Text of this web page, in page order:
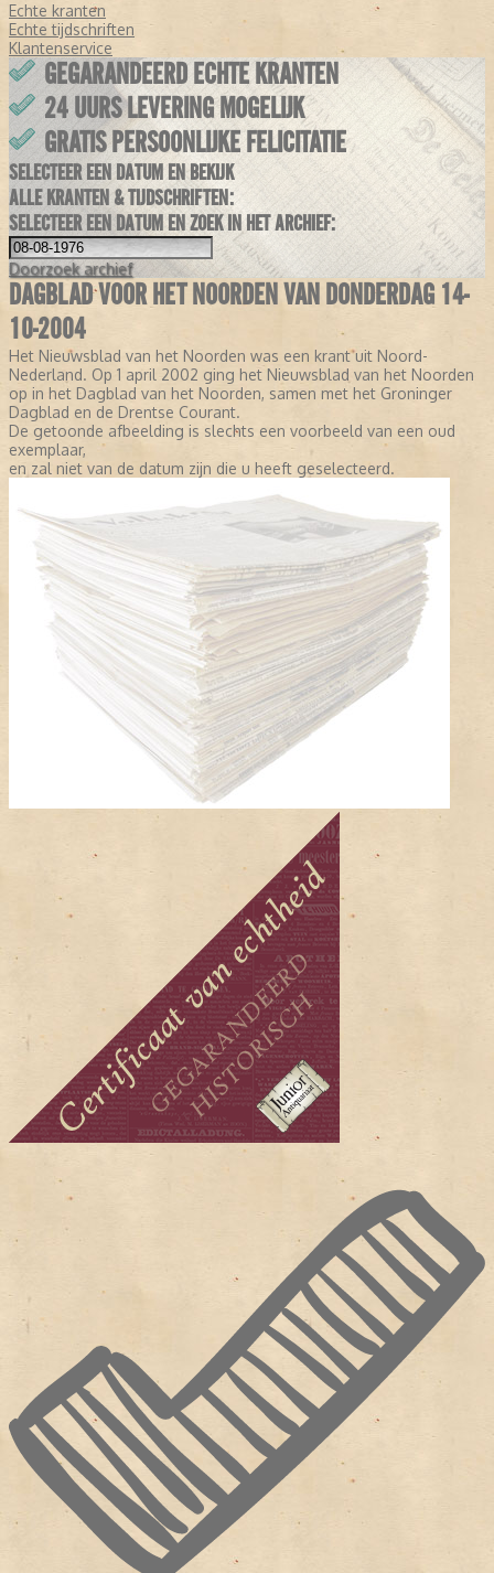
Echte kranten
Echte tijdschriften
Klantenservice
GEGARANDEERD ECHTE KRANTEN
24 UURS LEVERING MOGELIJK
GRATIS PERSOONLIJKE FELICITATIE
SELECTEER EEN DATUM EN BEKIJK
ALLE KRANTEN & TIJDSCHRIFTEN:
SELECTEER EEN DATUM EN ZOEK IN HET ARCHIEF:
Doorzoek archief
DAGBLAD VOOR HET NOORDEN VAN DONDERDAG 14-
10-2004
Het Nieuwsblad van het Noorden was een krant uit Noord-
Nederland. Op 1 april 2002 ging het Nieuwsblad van het Noorden
op in het Dagblad van het Noorden, samen met het Groninger
Dagblad en de Drentse Courant.
De getoonde afbeelding is slechts een voorbeeld van een oud
exemplaar,
en zal niet van de datum zijn die u heeft geselecteerd.